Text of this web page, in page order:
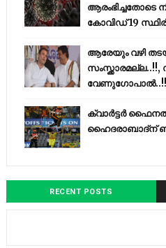
ആരംഭിച്ചതോടെ
കോവിഡ് 19
ആരേയും വഴി
വേണുഗോപാൽ..!!
ക്വാർട്ടർ
ഹൈദരാബാദ്ന്
RECENT POSTS